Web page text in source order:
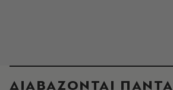
ΔΙΑΒΑΖΟΝΤΑΙ ΠΑΝΤΑ